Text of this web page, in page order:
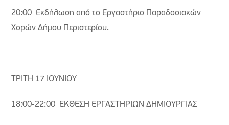
20:00 Εκδήλωση από το Εργαστήριο Παραδοσιακών
Χορών Δήμου Περιστερίου.
ΤΡΙΤΗ 17 ΙΟΥΝΙΟΥ
18:00-22:00 ΕΚΘΕΣΗ ΕΡΓΑΣΤΗΡΙΩΝ ΔΗΜΙΟΥΡΓΙΑΣ